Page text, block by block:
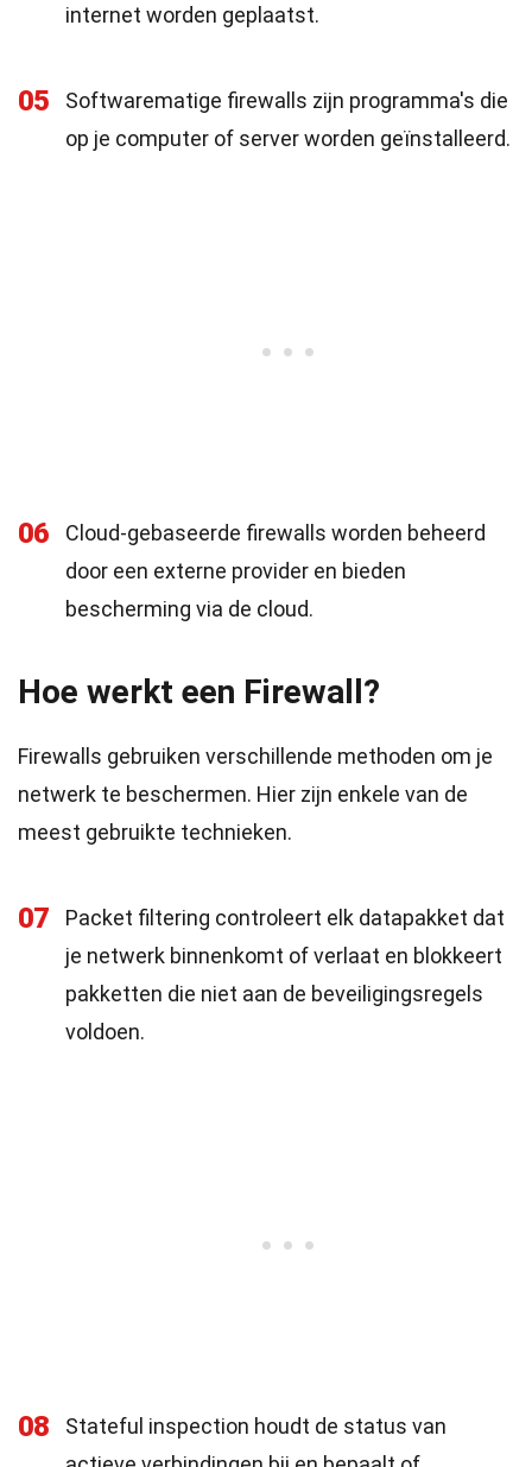
internet worden geplaatst.
05
Softwarematige firewalls zijn programma's die
op je computer of server worden geïnstalleerd.
06
Cloud-gebaseerde firewalls worden beheerd
door een externe provider en bieden
bescherming via de cloud.
Hoe werkt een Firewall?
Firewalls gebruiken verschillende methoden om je
netwerk te beschermen. Hier zijn enkele van de
meest gebruikte technieken.
07
Packet filtering controleert elk datapakket dat
je netwerk binnenkomt of verlaat en blokkeert
pakketten die niet aan de beveiligingsregels
voldoen.
08
Stateful inspection houdt de status van